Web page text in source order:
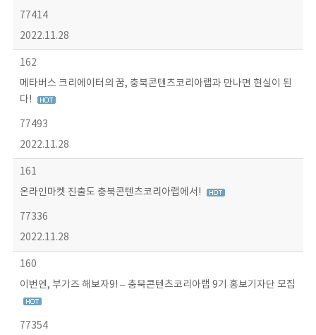
77414
2022.11.28
162
메타버스 크리에이터의 꿈, 충북콘텐츠코리아랩과 만나면 현실이 된
다!
77493
2022.11.28
161
온라인마켓 진출도 충북콘텐츠코리아랩에서!
77336
2022.11.28
160
이번엔, 부기즈 해보자9! – 충북콘텐츠코리아랩 9기 홍보기자단 모집
77354